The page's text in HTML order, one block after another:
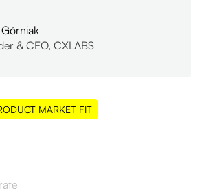
& CEO, CXLABS
MARKET FIT